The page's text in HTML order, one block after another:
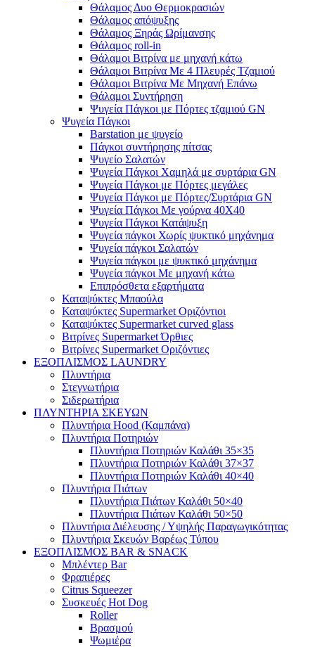
Θάλαμος Δυο Θερμοκρασιών
Θάλαμος απόψυξης
Θάλαμος Ξηράς Ωρίμανσης
Θάλαμος roll-in
Θάλαμοι Βιτρίνα με μηχανή κάτω
Θάλαμοι Βιτρίνα Με 4 Πλευρές Τζαμιού
Θάλαμοι Βιτρίνα Με Μηχανή Επάνω
Θάλαμοι Συντήρηση
Ψυγεία Πάγκοι με Πόρτες τζαμιού GN
Ψυγεία Πάγκοι
Barstation με ψυγείο
Πάγκοι συντήρησης πίτσας
Ψυγείο Σαλατών
Ψυγεία Πάγκοι Χαμηλά με συρτάρια GN
Ψυγεία Πάγκοι με Πόρτες μεγάλες
Ψυγεία Πάγκοι με Πόρτες/Συρτάρια GN
Ψυγεία Πάγκοι Με γούρνα 40Χ40
Ψυγεία Πάγκοι Κατάψυξη
Ψυγεία πάγκοι Χωρίς ψυκτικό μηχάνημα
Ψυγεία πάγκοι Σαλατών
Ψυγεία πάγκοι με ψυκτικό μηχάνημα
Ψυγεία πάγκοι Με μηχανή κάτω
Επιπρόσθετα εξαρτήματα
Καταψύκτες Μπαούλα
Καταψύκτες Supermarket Οριζόντιοι
Καταψύκτες Supermarket curved glass
Βιτρίνες Supermarket Όρθιες
Βιτρίνες Supermarket Οριζόντιες
ΕΞΟΠΛΙΣΜΟΣ LAUNDRY
Πλυντήρια
Στεγνωτήρια
Σιδερωτήρια
ΠΛΥΝΤΗΡΙΑ ΣΚΕΥΩΝ
Πλυντήρια Hood (Καμπάνα)
Πλυντήρια Ποτηριών
Πλυντήρια Ποτηριών Καλάθι 35×35
Πλυντήρια Ποτηριών Καλάθι 37×37
Πλυντήρια Ποτηριών Καλάθι 40×40
Πλυντήρια Πιάτων
Πλυντήρια Πιάτων Καλάθι 50×40
Πλυντήρια Πιάτων Καλάθι 50×50
Πλυντήρια Διέλευσης / Υψηλής Παραγωγικότητας
Πλυντήρια Σκευών Βαρέως Τύπου
ΕΞΟΠΛΙΣΜΟΣ BAR & SNACK
Μπλέντερ Bar
Φραπιέρες
Citrus Squeezer
Συσκευές Hot Dog
Roller
Βρασμού
Ψωμιέρα